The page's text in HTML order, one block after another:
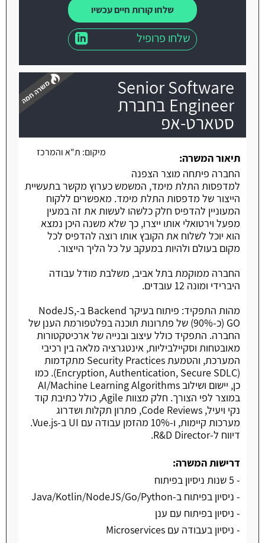
שלחו קורות חיים עכשיו
שלחו פרופיל
Senior Software
Engineer בחברת
סטארט-אפ
משרה חמה
מיקום: ת"א והמרכז
תיאור המשרה:
החברה פיתחה מוצר הצפנה
למדפסות התלת מימד, המשמש כערוץ מקשר בתעשיית
הייצור של מדפסות התלת מימד. מאפשרים ללקוח
המעוניין להדפיס חלק כלשהו לעשות את זה במעין
מפעל וירטואלי אותו ייצרו, כך שלא משנה היכן נמצא
הוא יוכל לשלוח את הקובץ אותו רוצה להדפיס לכל
מקום בעולם ולהיות במעקב על כל הליך הייצור.
החברה ממוקמת בתל אביב, משלבת מודל עבודה
היברידי ומונה 12 עובדים.
מהות התפקיד: פיתוח בעיקר Backend ב-NodeJS,
GO (כ-90%) של פתרונות תוכנה בפלטפורמת הענן של
החברה. התפקיד כולל עיצוב ובנייה של ארכיטקטורות
מאובטחות וסקיילביליות, אינטגרציה מלאה בין רכיבי
המערכת, והטמעת Security Practices מתקדמות
(Encryption, Authentication, Secure SDLC). כמו
כן, יישום ושילוב AI/Machine Learning Algorithms
במוצר לפי הצורך. חלק מצוות Agile, כולל כתיבת קוד
נקי ויעיל, Code Reviews, פתרון תקלות ושדרוג
מערכות קיימות, ו-10% מהזמן עבודה עם UI ב-Vue.js.
דיווח ל-R&D Director.
דרישות המשרה:
- 5 שנות ניסיון בפיתוח
- ניסיון בפיתוח ב-Java/Kotlin/NodeJS/Go/Python
- ניסיון בפיתוח עם ענן
- ניסיון בעבודה עם Microservices